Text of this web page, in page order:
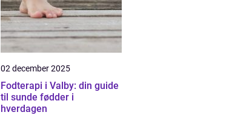
02 december 2025
Fodterapi i Valby: din guide
til sunde fødder i
hverdagen